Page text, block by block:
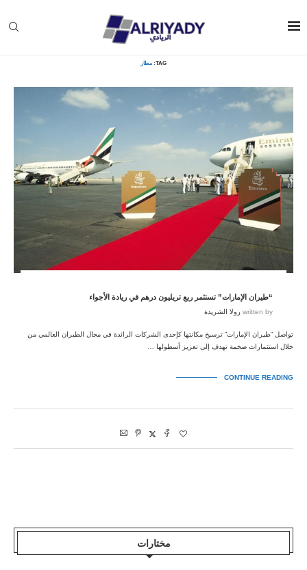
TAG: مطار
“طيران الإمارات” تستثمر ربع تريليون درهم في ريادة الأجواء
written by رولا الشريدة
تواصل “طيران الإمارات” ترسيخ مكانتها كإحدى الشركات الرائدة في مجال الطيران العالمي من
خلال استثمارات ضخمة تهدف إلى تعزيز أسطولها …
CONTINUE READING
مختارات